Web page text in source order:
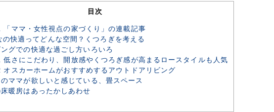
目次
「ママ・女性視点の家づくり」の連載記事
の快適ってどんな空間？くつろぎを考える
ングでの快適な過ごし方いろいろ
低さにこだわり、開放感やくつろぎ感が高まるロースタイルも人気
オスカーホームがおすすめするアウトドアリビング
ママが欲しいと感じている、畳スペース
暖房はあったかしあわせ